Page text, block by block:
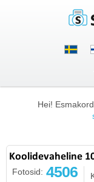
Hei!
Koolidevaheline
Fotosid: 4506